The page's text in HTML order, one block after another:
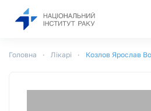
Головна Лікарі Козлов Ярослав